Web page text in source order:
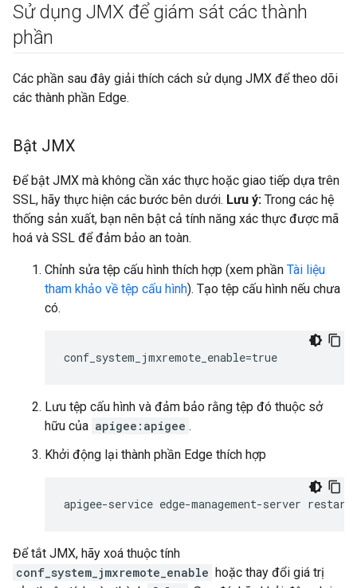
Sử dụng JMX để giám sát các thành
phần
Các phần sau đây giải thích cách sử dụng JMX để theo dõi
các thành phần Edge.
Bật JMX
Để bật JMX mà không cần xác thực hoặc giao tiếp dựa trên
SSL, hãy thực hiện các bước bên dưới. Lưu ý: Trong các hệ
thống sản xuất, bạn nên bật cả tính năng xác thực được mã
hoá và SSL để đảm bảo an toàn.
Chỉnh sửa tệp cấu hình thích hợp (xem phần Tài liệu
tham khảo về tệp cấu hình). Tạo tệp cấu hình nếu chưa
có.
conf_system_jmxremote_enable=true
Lưu tệp cấu hình và đảm bảo rằng tệp đó thuộc sở
hữu của apigee:apigee .
Khởi động lại thành phần Edge thích hợp
apigee-service edge-management-server restart
Để tắt JMX, hãy xoá thuộc tính
conf_system_jmxremote_enable hoặc thay đổi giá trị